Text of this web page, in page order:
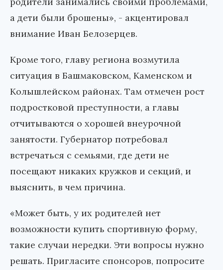
а дети были брошены», - акцентировал
внимание Иван Белозерцев.
Кроме того, главу региона возмутила
ситуация в Башмаковском, Каменском и
Колышлейском районах. Там отмечен рост
подростковой преступности, а главы
отчитываются о хорошей внеурочной
занятости. Губернатор потребовал
встречаться с семьями, где дети не
посещают никаких кружков и секций, и
выяснить, в чем причина.
«Может быть, у их родителей нет
возможности купить спортивную форму,
такие случаи нередки. Эти вопросы нужно
решать. Пригласите спонсоров, попросите